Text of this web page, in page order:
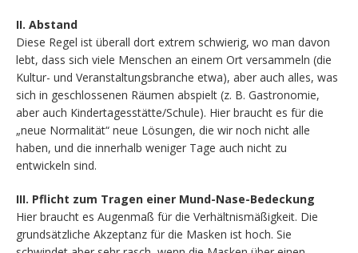
II. Abstand
Diese Regel ist überall dort extrem schwierig, wo man davon
lebt, dass sich viele Menschen an einem Ort versammeln (die
Kultur- und Veranstaltungsbranche etwa), aber auch alles, was
sich in geschlossenen Räumen abspielt (z. B. Gastronomie,
aber auch Kindertagesstätte/Schule). Hier braucht es für die
„neue Normalität“ neue Lösungen, die wir noch nicht alle
haben, und die innerhalb weniger Tage auch nicht zu
entwickeln sind.
III. Pflicht zum Tragen einer Mund-Nase-Bedeckung
Hier braucht es Augenmaß für die Verhältnismäßigkeit. Die
grundsätzliche Akzeptanz für die Masken ist hoch. Sie